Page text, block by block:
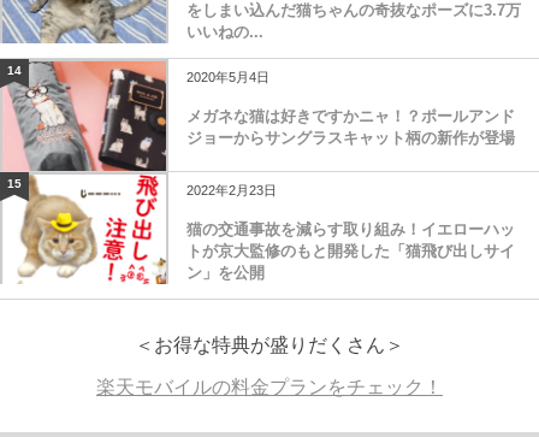
をしまい込んだ猫ちゃんの奇抜なポーズに3.7万
いいねの...
14 2020年5月4日
メガネな猫は好きですかニャ！？ポールアンド
ジョーからサングラスキャット柄の新作が登場
15 2022年2月23日
猫の交通事故を減らす取り組み！イエローハッ
トが京大監修のもと開発した「猫飛び出しサイ
ン」を公開
＜お得な特典が盛りだくさん＞
楽天モバイルの料金プランをチェック！